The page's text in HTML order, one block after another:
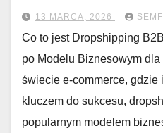
13 MARCA, 2026
Co to jest Dropshipping
po Modelu Biznesowym
świecie e-commerce, gdzie
kluczem do sukcesu,
popularnym modelem